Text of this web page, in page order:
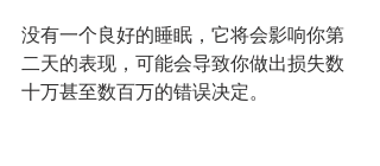
没有一个良好的睡眠，它将会影响你第
二天的表现，可能会导致你做出损失数
十万甚至数百万的错误决定。